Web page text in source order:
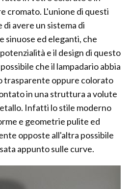
cromato. L'unione di questi
avere un sistema di
sinuose ed eleganti, che
e il design di questo
che il lampadario abbia
trasparente oppure colorato
in una struttura a volute
Infatti lo stile moderno
e geometrie pulite ed
opposte all'altra possibile
appunto sulle curve.